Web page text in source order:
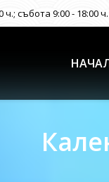
събота 9:00 - 18:00 ч.